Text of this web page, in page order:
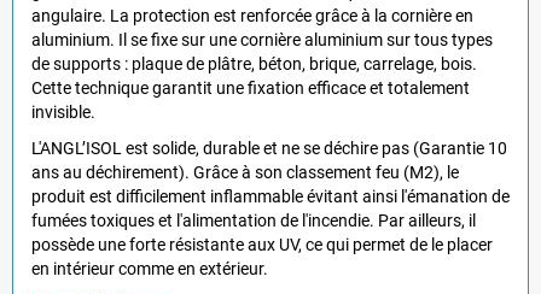
angulaire. La protection est renforcée grâce à la cornière en
aluminium. Il se fixe sur une cornière aluminium sur tous types
de supports : plaque de plâtre, béton, brique, carrelage, bois.
Cette technique garantit une fixation efficace et totalement
invisible.
L'ANGL’ISOL est solide, durable et ne se déchire pas (Garantie 10
ans au déchirement). Grâce à son classement feu (M2), le
produit est difficilement inflammable évitant ainsi l'émanation de
fumées toxiques et l'alimentation de l'incendie. Par ailleurs, il
possède une forte résistante aux UV, ce qui permet de le placer
en intérieur comme en extérieur.